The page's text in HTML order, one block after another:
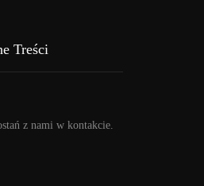
z nami w kontakcie.